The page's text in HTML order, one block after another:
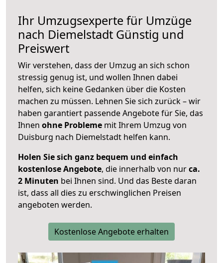
Ihr Umzugsexperte für Umzüge
nach Diemelstadt Günstig und
Preiswert
Wir verstehen, dass der Umzug an sich schon
stressig genug ist, und wollen Ihnen dabei
helfen, sich keine Gedanken über die Kosten
machen zu müssen. Lehnen Sie sich zurück – wir
haben garantiert passende Angebote für Sie, das
Ihnen ohne Probleme mit Ihrem Umzug von
Duisburg nach Diemelstadt helfen kann.
Holen Sie sich ganz bequem und einfach
kostenlose Angebote, die innerhalb von nurca.
2 Minuten bei Ihnen sind. Und das Beste daran
ist, dass all dies zu erschwinglichen Preisen
angeboten werden.
Kostenlose Angebote erhalten